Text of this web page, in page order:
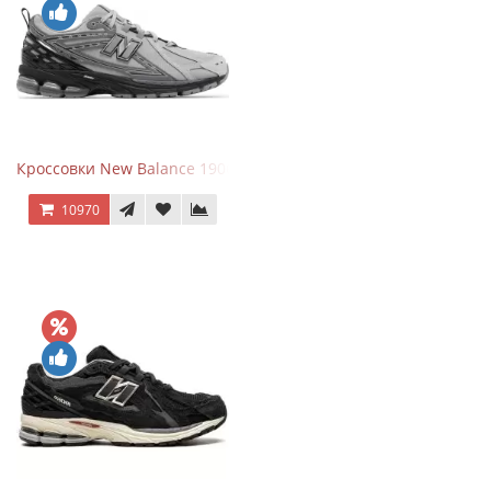
Кроссовки New Balance 1906R Brighton Grey
10970